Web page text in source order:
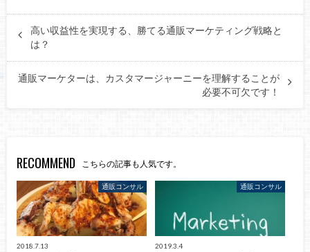
高い収益性を実現する、勝てる通販マーケティング戦略と
は？
通販マーケターは、カスタマージャーニーを理解することが
必要不可欠です！
RECOMMEND こちらの記事も人気です。
通販コンサル
2018.7.13
通販コンサル
2019.3.4